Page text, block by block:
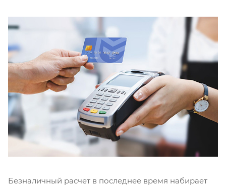
Безналичный расчет в последнее время набирает